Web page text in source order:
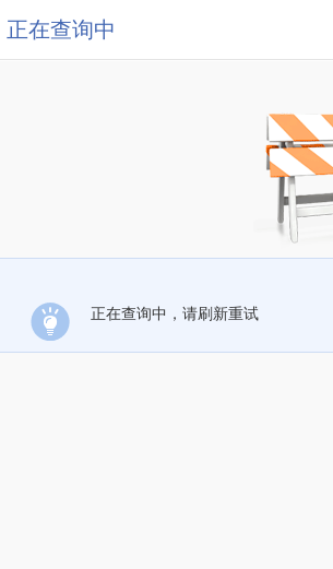
正在查询中
正在查询中，请刷新重试